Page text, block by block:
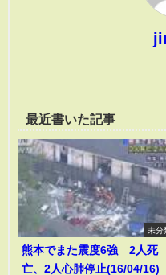
最近書いた記事
未分
熊本でまた震度6強 2人死
亡、2人心肺停止(16/04/16)